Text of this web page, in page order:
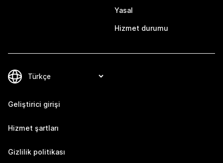
Yasal
Hizmet durumu
Geliştirici girişi
Hizmet şartları
Gizlilik politikası